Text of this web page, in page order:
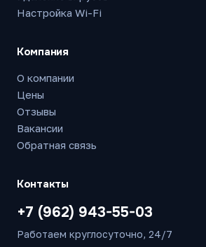
Настройка Wi-Fi
Компания
О компании
Цены
Отзывы
Вакансии
Обратная связь
Контакты
+7 (962) 943-55-03
Работаем круглосуточно, 24/7